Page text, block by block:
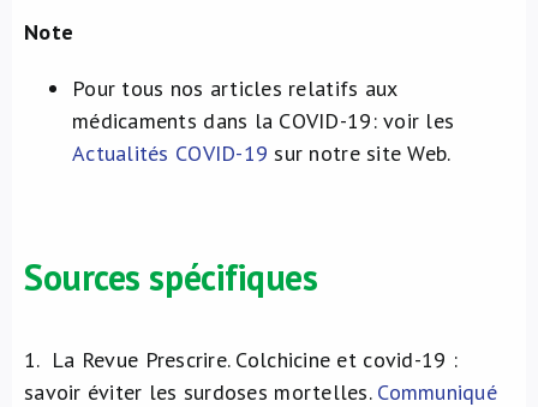
Note
Pour tous nos articles relatifs aux
médicaments dans la COVID-19: voir les
Actualités COVID-19 sur notre site Web.
Sources spécifiques
1. La Revue Prescrire. Colchicine et covid-19 :
savoir éviter les surdoses mortelles. Communiqué